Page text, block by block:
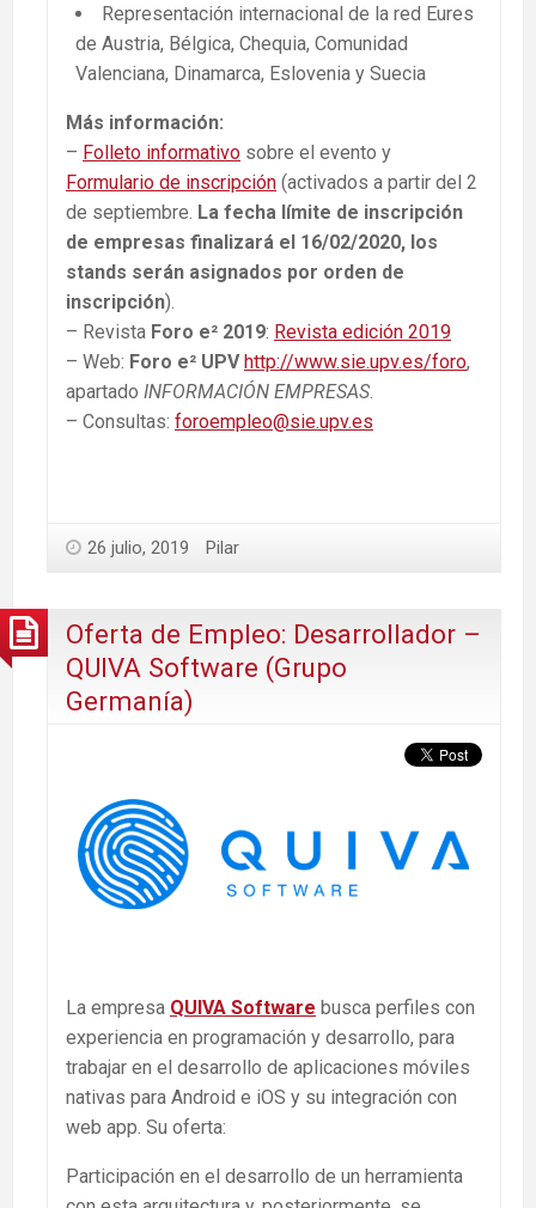
Representación internacional de la red Eures
de Austria, Bélgica, Chequia, Comunidad
Valenciana, Dinamarca, Eslovenia y Suecia
Más información:
– Folleto informativo sobre el evento y
Formulario de inscripción (activados a partir del 2
de septiembre. La fecha límite de inscripción
de empresas finalizará el 16/02/2020, los
stands serán asignados por orden de
inscripción).
– Revista Foro e² 2019: Revista edición 2019
– Web: Foro e² UPV http://www.sie.upv.es/foro,
apartado INFORMACIÓN EMPRESAS.
– Consultas: foroempleo@sie.upv.es
26 julio, 2019 Pilar
Oferta de Empleo: Desarrollador –
QUIVA Software (Grupo
Germanía)
La empresa QUIVA Software busca perfiles con
experiencia en programación y desarrollo, para
trabajar en el desarrollo de aplicaciones móviles
nativas para Android e iOS y su integración con
web app. Su oferta:
Participación en el desarrollo de un herramienta